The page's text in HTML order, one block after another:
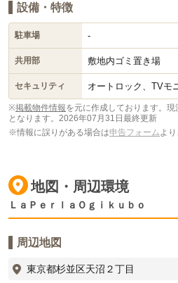
設備・特徴
駐車場 -
共用部 敷地内ゴミ置き場
セキュリティ オートロック、TVモ
※掲載物件情報を元に作成しております。
となります。 2026年07月31日最終更新
※情報に誤りがある場合は申告フォーム よ
地図・周辺環境
ＬａＰｅｒｌａＯｇｉｋｕｂｏ
周辺地図
東京都杉並区天沼２丁目